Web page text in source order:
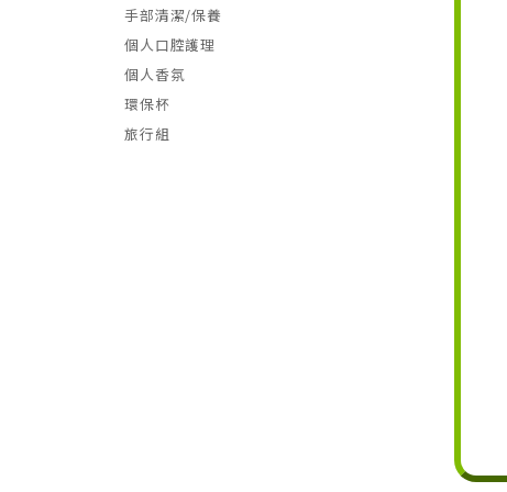
手部清潔/保養
個人口腔護理
個人香氛
環保杯
旅行組